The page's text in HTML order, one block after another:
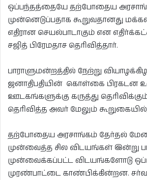
ஒப்பந்தத்தையே தற்போதைய
முன்னெடுப்பதாக கூறுவதானது
எதிரான செயல்பாடாகும் என
சஜித் பிரேமதாச தெரிவித்தார்.
பாராளுமன்றத்தில் நேற்று
ஜனாதிபதியின் கொள்கை பிரகடன
ஊடகங்களுக்கு கருத்து
தெரிவித்த அவர் மேலும்
தற்போதைய அரசாங்கம் தேர்தல்
முன்வைத்த சில விடயங்கள் இன்று
முன்வைக்கப்பட்ட விடயங்களோடு
முரண்பாட்டை காண்பிக்கின்றன.